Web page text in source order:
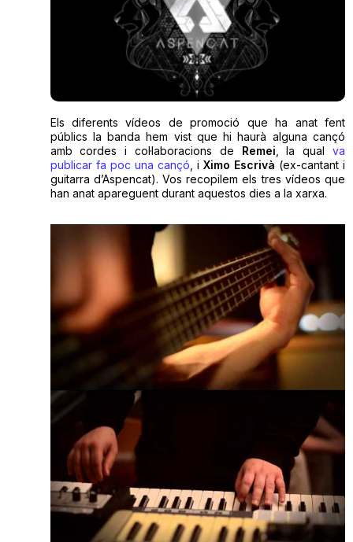
Els diferents vídeos de promoció que ha anat fent
públics la banda hem vist que hi haurà alguna cançó
amb cordes i col·laboracions de
Remei, la qual va
publicar fa poc una cançó, i Ximo Escrivà (ex-cantant i
guitarra d’Aspencat). Vos recopilem els tres vídeos que
han anat apareguent durant aquestos dies a la xarxa.